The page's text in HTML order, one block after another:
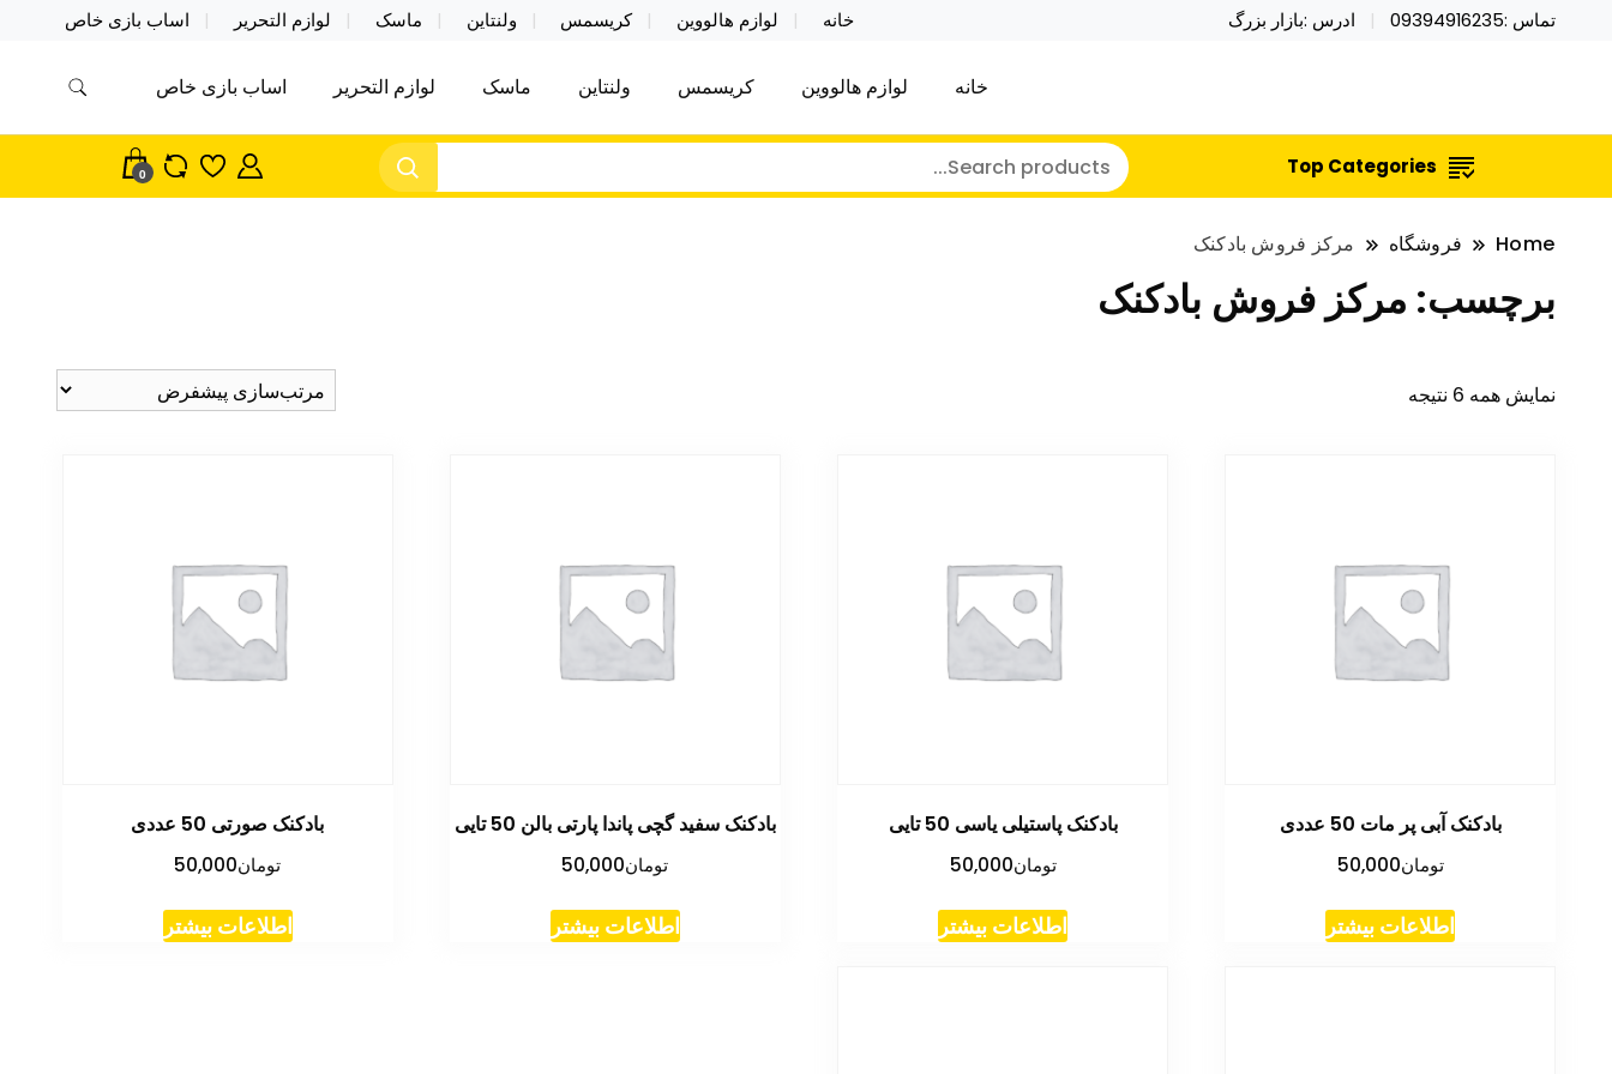
تماس :09394916235 ادرس :بازار بزرگ خانه لوازم هالووین کریسمس ولنتاین ماسک لوازم التحریر اساب بازی خاص
نایکر توی فروش عمده لوازم هالووین ولن تاین کادویی کریسمس اکسسوری ماسک
خرید محصولات خاص فیجت اسباب بازی تراول ماگ نایکر توی فروش عمده لوازم هالووین ولن تاین کادویی کریسمس اکسسوری ماسک در واردات مستقیم
خانه لوازم هالووین کریسمس ولنتاین ماسک لوازم التحریر اساب بازی خاص
Top Categories
0
Home فروشگاه مرکز فروش بادکنک
برچسب: مرکز فروش بادکنک
نمایش همه 6 نتیجه
بادکنک آبی پر مات 50 عددی
تومان50,000
اطلاعات بیشتر
بادکنک پاستیلی یاسی 50 تایی
تومان50,000
اطلاعات بیشتر
بادکنک سفید گچی پاندا پارتی بالن 50 تایی
تومان50,000
اطلاعات بیشتر
بادکنک صورتی 50 عددی
تومان50,000
اطلاعات بیشتر